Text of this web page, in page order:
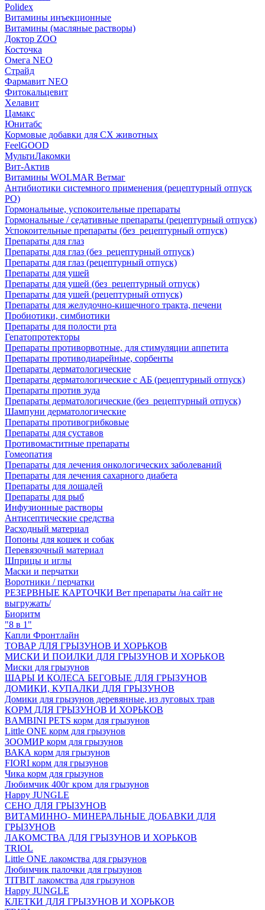
Polidex
Витамины инъекционные
Витамины (масляные растворы)
Доктор ZOO
Косточка
Омега NEO
Страйд
Фармавит NEO
Фитокальцевит
Хелавит
Цамакс
Юнитабс
Кормовые добавки для СХ животных
FeelGOOD
МультиЛакомки
Вит-Актив
Витамины WOLMAR Ветмаг
Антибиотики системного применения (рецептурный отпуск
РО)
Гормональные, успокоительные препараты
Гормональные / седативные препараты (рецептурный отпуск)
Успокоительные препараты (без_рецептурный отпуск)
Препараты для глаз
Препараты для глаз (без_рецептурный отпуск)
Препараты для глаз (рецептурный отпуск)
Препараты для ушей
Препараты для ушей (без_рецептурный отпуск)
Препараты для ушей (рецептурный отпуск)
Препараты для желудочно-кишечного тракта, печени
Пробиотики, симбиотики
Препараты для полости рта
Гепатопротекторы
Препараты противорвотные, для стимуляции аппетита
Препараты противодиарейные, сорбенты
Препараты дерматологические
Препараты дерматологические с АБ (рецептурный отпуск)
Препараты против зуда
Препараты дерматологические (без_рецептурный отпуск)
Шампуни дерматологические
Препараты противогрибковые
Препараты для суставов
Противомаститные препараты
Гомеопатия
Препараты для лечения онкологических заболеваний
Препараты для лечения сахарного диабета
Препараты для лошадей
Препараты для рыб
Инфузионные растворы
Антисептические средства
Расходный материал
Попоны для кошек и собак
Перевязочный материал
Шприцы и иглы
Маски и перчатки
Воротники / перчатки
РЕЗЕРВНЫЕ КАРТОЧКИ Вет препараты /на сайт не
выгружать/
Биоритм
"8 в 1"
Капли Фронтлайн
ТОВАР ДЛЯ ГРЫЗУНОВ И ХОРЬКОВ
МИСКИ И ПОИЛКИ ДЛЯ ГРЫЗУНОВ И ХОРЬКОВ
Миски для грызунов
ШАРЫ И КОЛЕСА БЕГОВЫЕ ДЛЯ ГРЫЗУНОВ
ДОМИКИ, КУПАЛКИ ДЛЯ ГРЫЗУНОВ
Домики для грызунов деревянные, из луговых трав
КОРМ ДЛЯ ГРЫЗУНОВ И ХОРЬКОВ
BAMBINI PETS корм для грызунов
Little ONE корм для грызунов
ЗООМИР корм для грызунов
ВАКА корм для грызунов
FIORI корм для грызунов
Чика корм для грызунов
Любимчик 400г кром для грызунов
Happy JUNGLE
СЕНО ДЛЯ ГРЫЗУНОВ
ВИТАМИННО- МИНЕРАЛЬНЫЕ ДОБАВКИ ДЛЯ
ГРЫЗУНОВ
ЛАКОМСТВА ДЛЯ ГРЫЗУНОВ И ХОРЬКОВ
TRIOL
Little ONE лакомства для грызунов
Любимчик палочки для грызунов
TITBIT лакомства для грызунов
Happy JUNGLE
КЛЕТКИ ДЛЯ ГРЫЗУНОВ И ХОРЬКОВ